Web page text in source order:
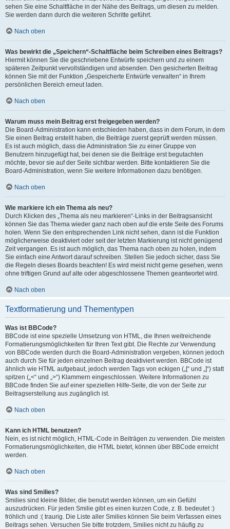
sehen Sie eine Schaltfläche in der Nähe des Beitrags, um diesen zu melden.
Sie werden dann durch die weiteren Schritte geführt.
Nach oben
Was bewirkt die „Speichern“-Schaltfläche beim Schreiben eines Beitrags?
Hiermit können Sie die geschriebene Entwürfe speichern und zu einem
späteren Zeitpunkt vervollständigen und absenden. Den gesicherten Beitrag
können Sie mit der Funktion „Gespeicherte Entwürfe verwalten“ in Ihrem
persönlichen Bereich erneut laden.
Nach oben
Warum muss mein Beitrag erst freigegeben werden?
Die Board-Administration kann entschieden haben, dass in dem Forum, in dem
Sie einen Beitrag erstellt haben, die Beiträge zuerst geprüft werden müssen.
Es ist auch möglich, dass die Administration Sie zu einer Gruppe von
Benutzern hinzugefügt hat, bei denen sie die Beiträge erst begutachten
möchte, bevor sie auf der Seite sichtbar werden. Bitte kontaktieren Sie die
Board-Administration, wenn Sie weitere Informationen dazu benötigen.
Nach oben
Wie markiere ich ein Thema als neu?
Durch Klicken des „Thema als neu markieren“-Links in der Beitragsansicht
können Sie das Thema wieder ganz nach oben auf die erste Seite des Forums
holen. Wenn Sie den entsprechenden Link nicht sehen, dann ist die Funktion
möglicherweise deaktiviert oder seit der letzten Markierung ist nicht genügend
Zeit vergangen. Es ist auch möglich, das Thema nach oben zu holen, indem
Sie einfach eine Antwort darauf schreiben. Stellen Sie jedoch sicher, dass Sie
die Regeln dieses Boards beachten! Es wird meist nicht gerne gesehen, wenn
ohne triftigen Grund auf alte oder abgeschlossene Themen geantwortet wird.
Nach oben
Textformatierung und Thementypen
Was ist BBCode?
BBCode ist eine spezielle Umsetzung von HTML, die Ihnen weitreichende
Formatierungsmöglichkeiten für Ihren Text gibt. Die Rechte zur Verwendung
von BBCode werden durch die Board-Administration vergeben, können jedoch
auch durch Sie für jeden einzelnen Beitrag deaktiviert werden. BBCode ist
ähnlich wie HTML aufgebaut, jedoch werden Tags von eckigen („[“ und „]“) statt
spitzen („<“ und „>“) Klammern eingeschlossen. Weitere Informationen zu
BBCode finden Sie auf einer speziellen Hilfe-Seite, die von der Seite zur
Beitragserstellung aus zugänglich ist.
Nach oben
Kann ich HTML benutzen?
Nein, es ist nicht möglich, HTML-Code in Beiträgen zu verwenden. Die meisten
Formatierungsmöglichkeiten, die HTML bietet, können über BBCode erreicht
werden.
Nach oben
Was sind Smilies?
Smilies sind kleine Bilder, die benutzt werden können, um ein Gefühl
auszudrücken. Für jeden Smilie gibt es einen kurzen Code, z. B. bedeutet :)
fröhlich und :( traurig. Die Liste aller Smilies können Sie beim Verfassen eines
Beitrags sehen. Versuchen Sie bitte trotzdem, Smilies nicht zu häufig zu